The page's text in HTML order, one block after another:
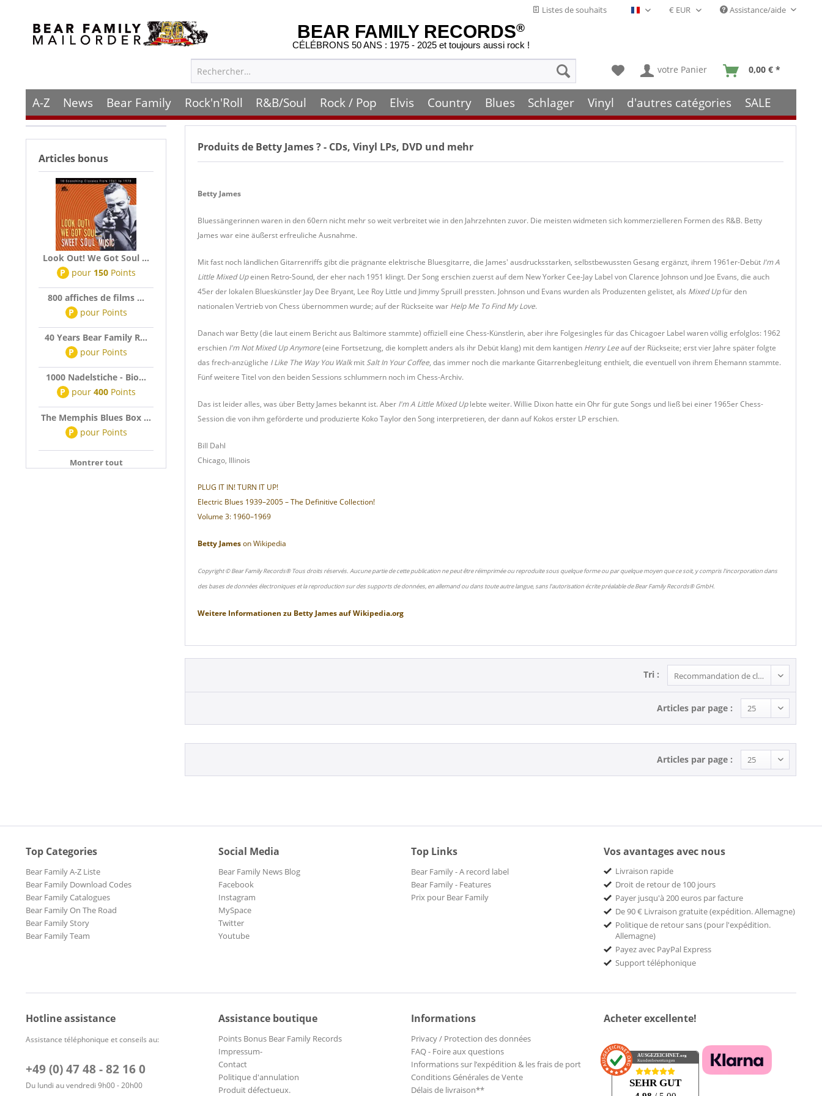
Listes de souhaits Français- FR Assistance/aide
BEAR FAMILY RECORDS®
CÉLÉBRONS 50 ANS : 1975 - 2025 et toujours aussi rock !
votre Panier 0,00 € *
A-Z News Bear Family Rock'n'Roll R&B/Soul Rock / Pop Elvis Country Blues Schlager Vinyl d'autres catégories SALE
Articles bonus
Look Out! We Got Soul ...
P pour 150Points
800 affiches de films ...
P pour Points
40 Years Bear Family R...
P pour Points
1000 Nadelstiche - Bio...
P pour 400Points
The Memphis Blues Box ...
P pour Points
Montrer tout
Produits de Betty James? - CDs, Vinyl LPs, DVD und mehr
Betty James
Bluessängerinnen waren in den 60ern nicht mehr so weit verbreitet wie in den Jahrzehnten zuvor. Die meisten widmeten sich kommerzielleren Formen des R&B. Betty
James war eine äußerst erfreuliche Ausnahme.
Mit fast noch ländlichen Gitarrenriffs gibt die prägnante elektrische Bluesgitarre, die James' ausdrucksstarken, selbstbewussten Gesang ergänzt, ihrem 1961er-Debüt I'm A
Little Mixed Upeinen Retro-Sound, der eher nach 1951 klingt. Der Song erschien zuerst auf dem New Yorker Cee-Jay Label von Clarence Johnson und Joe Evans, die auch
45er der lokalen Blueskünstler Jay Dee Bryant, Lee Roy Little und Jimmy Spruill pressten. Johnson und Evans wurden als Produzenten gelistet, als Mixed Upfür den
nationalen Vertrieb von Chess übernommen wurde; auf der Rückseite war Help Me To Find My Love.
Danach war Betty (die laut einem Bericht aus Baltimore stammte) offiziell eine Chess-Künstlerin, aber ihre Folgesingles für das Chicagoer Label waren völlig erfolglos: 1962
erschien I'm Not Mixed Up Anymore(eine Fortsetzung, die komplett anders als ihr Debüt klang) mit dem kantigen Henry Leeauf der Rückseite; erst vier Jahre später folgte
das frech-anzügliche I Like The Way You Walkmit Salt In Your Coffee, das immer noch die markante Gitarrenbegleitung enthielt, die eventuell von ihrem Ehemann stammte.
Fünf weitere Titel von den beiden Sessions schlummern noch im Chess-Archiv.
Das ist leider alles, was über Betty James bekannt ist. Aber I'm A Little Mixed Uplebte weiter. Willie Dixon hatte ein Ohr für gute Songs und ließ bei einer 1965er Chess-
Session die von ihm geförderte und produzierte Koko Taylor den Song interpretieren, der dann auf Kokos erster LP erschien.
Bill Dahl
Chicago, Illinois
PLUG IT IN! TURN IT UP!
Electric Blues 1939–2005 – The Definitive Collection!
Volume 3: 1960–1969
Betty Jameson Wikipedia
Copyright © Bear Family Records® Tous droits réservés. Aucune partie de cette publication ne peut être réimprimée ou reproduite sous quelque forme ou par quelque moyen que ce soit, y compris l'incorporation dans
des bases de données électroniques et la reproduction sur des supports de données, en allemand ou dans toute autre langue, sans l'autorisation écrite préalable de Bear Family Records® GmbH.
Weitere Informationen zu Betty JamesaufWikipedia.org
Tri :
Articles par page :
Articles par page :
Top Categories
Bear Family A-Z Liste
Bear Family Download Codes
Bear Family Catalogues
Bear Family On The Road
Bear Family Story
Bear Family Team
Social Media
Bear Family News Blog
Facebook
Instagram
MySpace
Twitter
Youtube
Top Links
Bear Family - A record label
Bear Family - Features
Prix pour Bear Family
Vos avantages avec nous
Livraison rapide
Droit de retour de 100 jours
Payer jusqu'à 200 euros par facture
De 90 € Livraison gratuite (expédition. Allemagne)
Politique de retour sans (pour l'expédition.
Allemagne)
Payez avec PayPal Express
Support téléphonique
Hotline assistance
Assistance téléphonique et conseils au:
+49 (0) 47 48 - 82 16 0
Du lundi au vendredi 9h00 - 20h00
Assistance boutique
Points Bonus Bear Family Records
Impressum-
Contact
Politique d'annulation
Produit défectueux.
Informations
Privacy / Protection des données
FAQ - Foire aux questions
Informations sur l’expédition & les frais de port
Conditions Générales de Vente
Délais de livraison**
Acheter excellente!
AUSGEZEICHNET.org
Kundenbewertungen
SEHR GUT